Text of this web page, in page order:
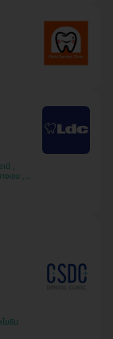
พร้าว , MRT พหลโยธิน